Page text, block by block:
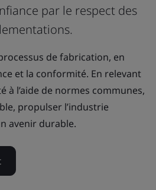
par le respect des
de fabrication, en
et la conformité. En relevant
à l’aide de normes communes,
propulser l’industrie
avenir durable.